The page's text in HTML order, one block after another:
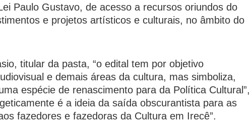
Paulo Gustavo, de acesso a recursos oriundos do
e projetos artísticos e culturais, no âmbito do
titular da pasta, “o edital tem por objetivo
e demais áreas da cultura, mas simboliza,
espécie de renascimento para da Política Cultural”,
é a ideia da saída obscurantista para as
fazedores e fazedoras da Cultura em Irecê”.